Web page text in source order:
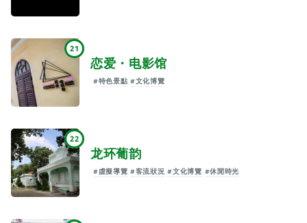
21
恋爱・电影馆
#特色景點 #文化博覽
22
龙环葡韵
#虛擬導覽 #客流狀況 #文化博覽 #休閒時光